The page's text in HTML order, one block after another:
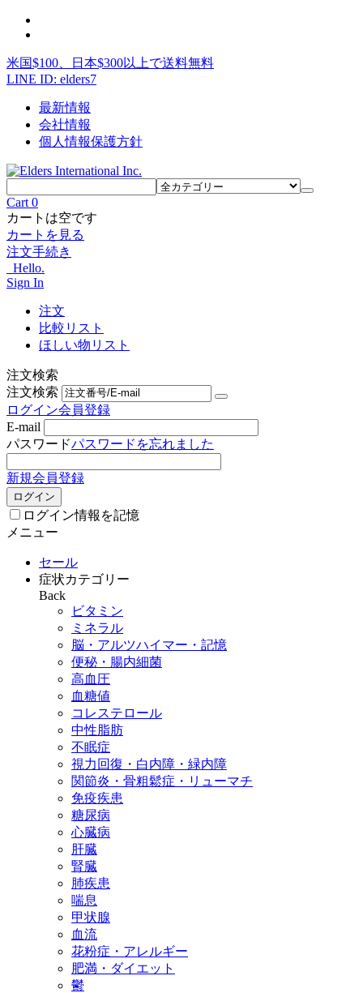
米国$100、日本$300以上で送料無料
LINE ID: elders7
最新情報
会社情報
個人情報保護方針
Cart 0
カートは空です
カートを見る
注文手続き
Hello.
Sign In
注文
比較リスト
ほしい物リスト
注文検索
注文検索
ログイン会員登録
E-mail
パスワードパスワードを忘れました
新規会員登録
ログイン
ログイン情報を記憶
メニュー
セール
症状カテゴリー
Back
ビタミン
ミネラル
脳・アルツハイマー・記憶
便秘・腸内細菌
高血圧
血糖値
コレステロール
中性脂肪
不眠症
視力回復・白内障・緑内障
関節炎・骨粗鬆症・リューマチ
免疫疾患
糖尿病
心臓病
肝臓
腎臓
肺疾患
喘息
甲状腺
血流
花粉症・アレルギー
肥満・ダイエット
鬱